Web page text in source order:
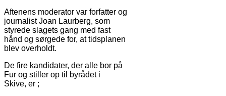
Aftenens moderator var forfatter og
journalist Joan Laurberg, som
styrede slagets gang med fast
hånd og sørgede for, at tidsplanen
blev overholdt.
De fire kandidater, der alle bor på
Fur og stiller op til byrådet i
Skive, er ;